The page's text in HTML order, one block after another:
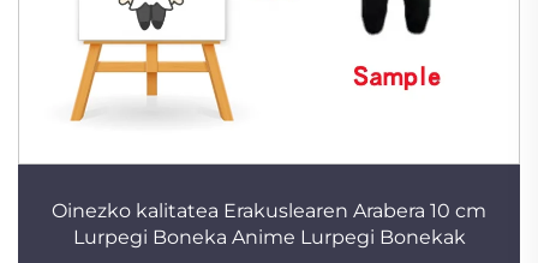
Oinezko kalitatea Erakuslearen Arabera 10 cm
Lurpegi Boneka Anime Lurpegi Bonekak